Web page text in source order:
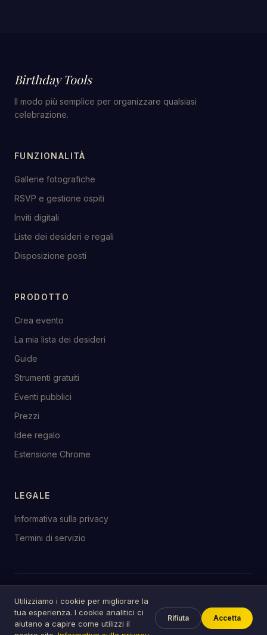
Birthday Tools
Il modo più semplice per organizzare qualsiasi
celebrazione.
FUNZIONALITÀ
Gallerie fotografiche
RSVP e gestione ospiti
Inviti digitali
Liste dei desideri e regali
Disposizione posti
PRODOTTO
Crea evento
La mia lista dei desideri
Guide
Strumenti gratuiti
Eventi pubblici
Prezzi
Idee regalo
Estensione Chrome
LEGALE
Informativa sulla privacy
Termini di servizio
© 2026 birthday.tools
Fatto con ♥ per le feste ovunque
Utilizziamo i cookie per migliorare la
tua esperienza. I cookie analitici ci
aiutano a capire come utilizzi il
Rifiuta Accetta